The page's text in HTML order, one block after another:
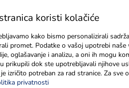
koristi kolačiće
kako bismo personalizirali
promet. Podatke o vašoj upotrebi
oglašavanje i analizu, a oni ih mogu
prikupili dok ste upotrebljavali njihove
izričito potreban za rad stranice. Za
privatnosti
dana